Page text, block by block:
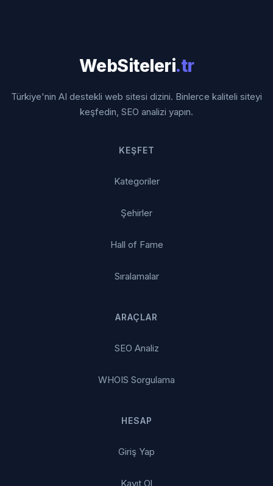
WebSiteleri.tr
Türkiye'nin AI destekli web sitesi dizini. Binlerce kaliteli siteyi
keşfedin, SEO analizi yapın.
KEŞFET
Kategoriler
Şehirler
Hall of Fame
Sıralamalar
ARAÇLAR
SEO Analiz
WHOIS Sorgulama
HESAP
Giriş Yap
Kayıt Ol